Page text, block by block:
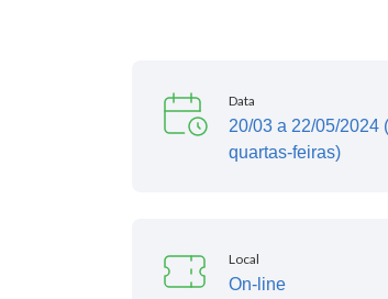
Data
20/03 a 22/05/2024
quartas-feiras)
Local
On-line